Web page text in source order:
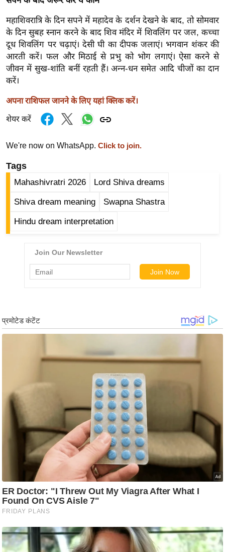
हि
त्य
ज
ग
त
ऑ
टो
व
ब्री
फ
म
रं
ज
वु
ड
फि
ल्म
e
a
i
n
महाशिवरात्रि के दिन सपने में महादेव के दर्शन देखने के बाद, तो सोमवार
के दिन सुबह स्नान करने के बाद शिव मंदिर में शिवलिंग पर जल, कच्चा
दूध शिवलिंग पर चढ़ाएं। देसी घी का दीपक जलाएं। भगवान शंकर की
आरती करें। फल और मिठाई से प्रभु को भोग लगाएं। ऐसा करने से
जीवन में सुख-शांति बनीं रहती हैं। अन्न-धन समेत आदि चीजों का दान
करें।
अपना राशिफल जानने के लिए यहां क्लिक करें।
शेयर करें
We're now on WhatsApp. Click to join.
Tags
Mahashivratri 2026 Lord Shiva dreams
Shiva dream meaning Swapna Shastra
Hindu dream interpretation